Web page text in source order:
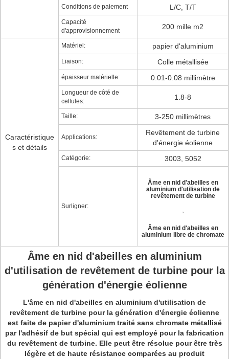
Conditions de paiement L/C, T/T
Capacité
d'approvisionnement
200 mille m2
Caractéristique
s et détails
Matériel: papier d'aluminium
Liaison: Colle métallisée
épaisseur matérielle: 0.01-0.08 millimètre
Longueur de côté de
cellules:
1.8-8
Taille: 3-250 millimètres
Applications:
Revêtement de turbine
d'énergie éolienne
Catégorie: 3003, 5052
Surligner:
Âme en nid d'abeilles en
aluminium d'utilisation de
revêtement de turbine
Âme en nid d'abeilles en
aluminium libre de chromate
Âme en nid d'abeilles en aluminium
d'utilisation de revêtement de turbine pour la
génération d'énergie éolienne
L'âme en nid d'abeilles en aluminium d'utilisation de
revêtement de turbine pour la génération d'énergie éolienne
est faite de papier d'aluminium traité sans chromate métallisé
par l'adhésif de but spécial qui est employé pour la fabrication
du revêtement de turbine. Elle peut être résolue pour être très
légère et de haute résistance comparées au produit